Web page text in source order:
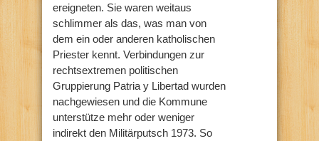
ereigneten. Sie waren weitaus
schlimmer als das, was man von
dem ein oder anderen katholischen
Priester kennt. Verbindungen zur
rechtsextremen politischen
Gruppierung Patria y Libertad wurden
nachgewiesen und die Kommune
unterstütze mehr oder weniger
indirekt den Militärputsch 1973. So